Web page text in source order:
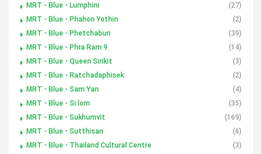
MRT - Blue - Lumphini
(27)
MRT - Blue - Phahon Yothin
(2)
MRT - Blue - Phetchaburi
(39)
MRT - Blue - Phra Ram 9
(14)
MRT - Blue - Queen Sirikit
(3)
MRT - Blue - Ratchadaphisek
(2)
MRT - Blue - Sam Yan
(4)
MRT - Blue - Si lom
(35)
MRT - Blue - Sukhumvit
(169)
MRT - Blue - Sutthisan
(6)
MRT - Blue - Thailand Cultural Centre
(3)